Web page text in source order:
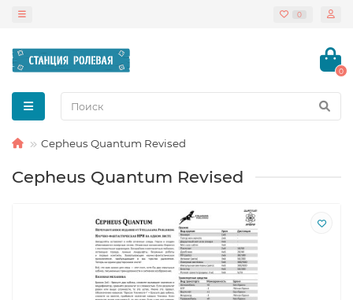
0
0
Cepheus Quantum Revised
Cepheus Quantum Revised